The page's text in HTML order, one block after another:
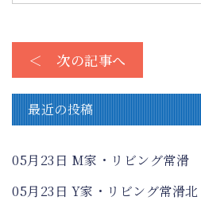
＜ 次の記事へ
最近の投稿
05月23日 M家・リビング常滑
05月23日 Y家・リビング常滑北